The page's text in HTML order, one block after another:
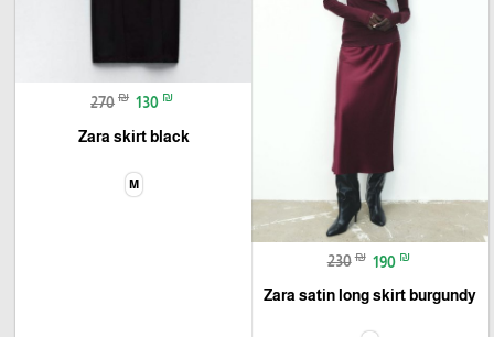
230 ₪ 190 ₪
Zara satin long skirt burgundy
270 ₪ 130 ₪
Zara skirt black
M